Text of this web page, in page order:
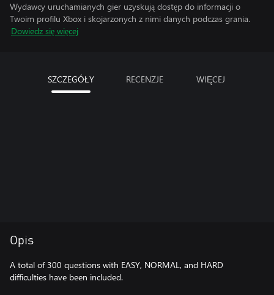
Wydawcy uruchamianych gier uzyskują dostęp do informacji o
Twoim profilu Xbox i skojarzonych z nimi danych podczas grania.
Dowiedz się więcej
SZCZEGÓŁY RECENZJE WIĘCEJ
Opis
A total of 300 questions with EASY, NORMAL, and HARD
difficulties have been included.